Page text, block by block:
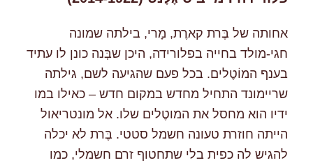
אחותה של בֶּרת קארֶת, מָרי, בילתה שמונה
חגי-מולד בחייה בפלורידה, היכן שבְּנה כונן לו עתיד
בענף המוֹטֶלים. בכל פעם שהגיעה לשם, גילתה
שריימונד התחיל מחדש במקום חדש – כאילו במו
ידיו הוא מחסל את המוטֶלים שלו. אל מונטריאול
הייתה חוזרת טעונה חשמל סטטי. בֶּרת לא יכלה
להגיש לה כפית בלי שתחטוף זרם חשמלי, כמו